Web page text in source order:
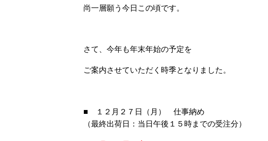
尚一層願う今日この頃です。
さて、今年も年末年始の予定を
ご案内させていただく時季となりました。
■ １２月２７日（月） 仕事納め
（最終出荷日：当日午後１５時までの受注分）